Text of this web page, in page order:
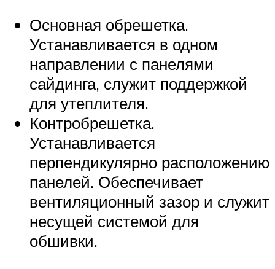
Основная обрешетка.
Устанавливается в одном
направлении с панелями
сайдинга, служит поддержкой
для утеплителя.
Контробрешетка.
Устанавливается
перпендикулярно расположению
панелей. Обеспечивает
вентиляционный зазор и служит
несущей системой для
обшивки.